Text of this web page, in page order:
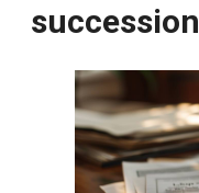
succession